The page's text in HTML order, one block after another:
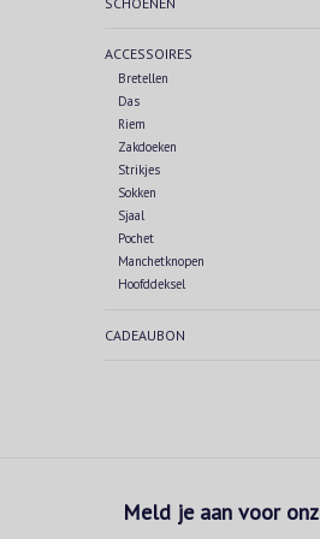
ACCESSOIRES
Bretellen
Das
Riem
Zakdoeken
Strikjes
Sokken
Sjaal
Pochet
Manchetknopen
Hoofddeksel
CADEAUBON
Meld je aan voor